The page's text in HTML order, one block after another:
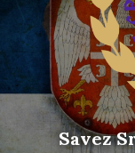
Savez